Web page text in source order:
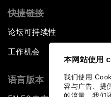
本网站使用
我们使用
容与广告、提
快捷链接
论坛可持续性
工作机会
语言版本